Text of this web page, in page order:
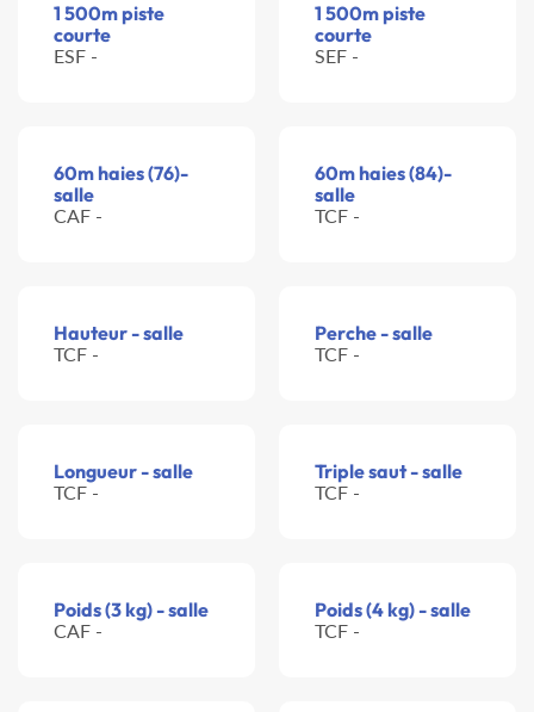
1 500m piste
courte
ESF -
1 500m piste
courte
SEF -
60m haies (76)-
salle
CAF -
60m haies (84)-
salle
TCF -
Hauteur - salle
TCF -
Perche - salle
TCF -
Longueur - salle
TCF -
Triple saut - salle
TCF -
Poids (3 kg) - salle
CAF -
Poids (4 kg) - salle
TCF -